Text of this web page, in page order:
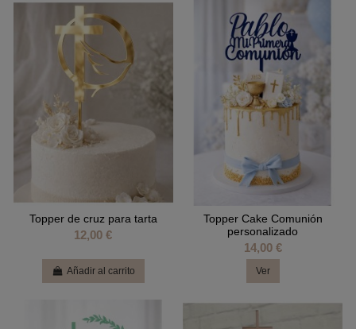
Topper de cruz para tarta
12,00 €
Añadir al carrito
Topper Cake Comunión
personalizado
14,00 €
Ver